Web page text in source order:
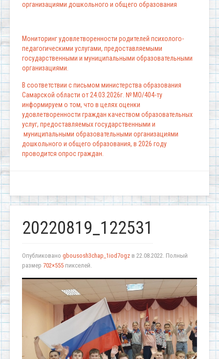
организациями дошкольного и общего образования
Мониторинг удовлетворенности родителей психолого-
педагогическими услугами, предоставляемыми
государственными и муниципальными образовательными
организациями.
В соответствии с письмом министерства образования
Самарской области от 24.03.2026г. № МО/404-ту
информируем о том, что в целях оценки
удовлетворенности граждан качеством образовательных
услуг, предоставляемых государственными и
муниципальными образовательными организациями
дошкольного и общего образования, в 2026 году
проводится опрос граждан.
20220819_122531
Опубликовано gbousosh3chap_1iod7ogz в 22.08.2022. Полный
размер 702×555 пикселей.